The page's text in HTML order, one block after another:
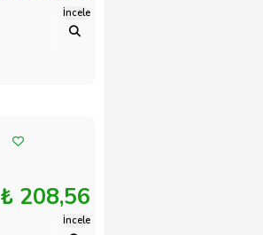
İncele
₺ 208,56
İncele